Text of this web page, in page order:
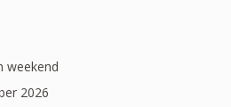
weekend
2026